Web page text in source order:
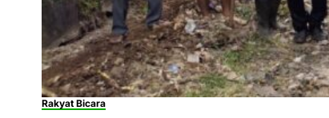
Rakyat Bicara